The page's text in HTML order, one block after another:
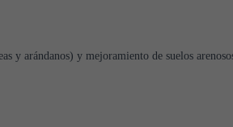
y arándanos) y mejoramiento de suelos